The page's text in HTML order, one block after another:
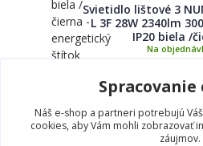
Svietidlo lištové 3
L 3F 28W 2340lm
IP20 biela /
Na
Pridať
Spracovanie
Náš e-shop a partneri potrebujú Váš
cookies, aby Vám mohli zobrazovať
záujmov.